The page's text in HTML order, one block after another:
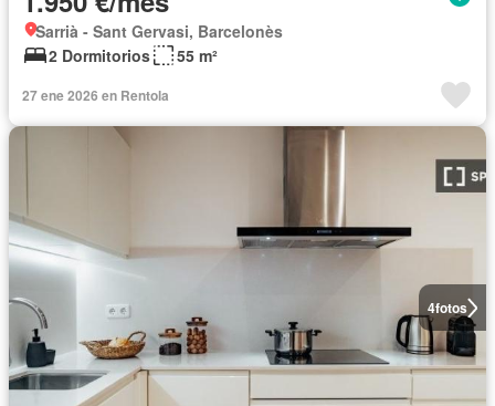
Sarrià - Sant Gervasi, Barcelonès
2 Dormitorios
55 m²
27 ene 2026 en Rentola
4fotos